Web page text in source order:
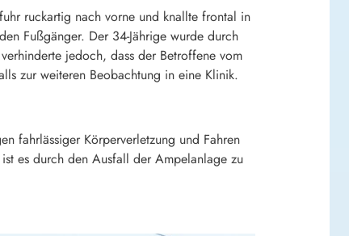
ruckartig nach vorne und knallte frontal in
Fußgänger. Der 34-Jährige wurde durch
jedoch, dass der Betroffene vom
zur weiteren Beobachtung in eine Klinik.
fahrlässiger Körperverletzung und Fahren
es durch den Ausfall der Ampelanlage zu